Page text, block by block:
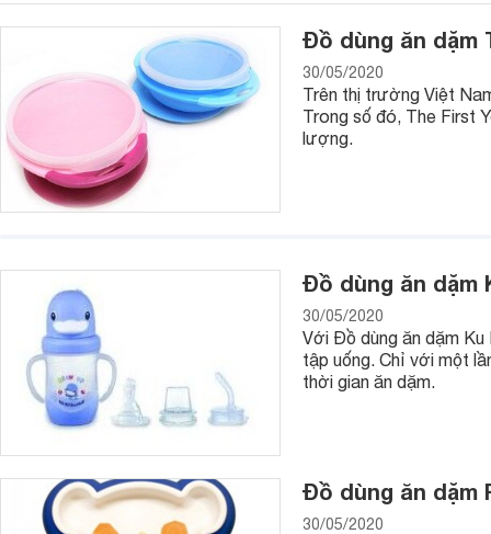
Đồ dùng ăn dặm
30/05/2020
Trên thị trường Việt
Trong số đó, The First
lượng.
Đồ dùng ăn dặm
30/05/2020
Với Đồ dùng ăn dặm
tập uống. Chỉ với một
thời gian ăn dặm.
Đồ dùng ăn dặm
30/05/2020